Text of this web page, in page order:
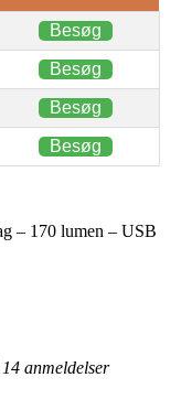
Besøg
Besøg
Besøg
Besøg
– 170 lumen – USB
14 anmeldelser